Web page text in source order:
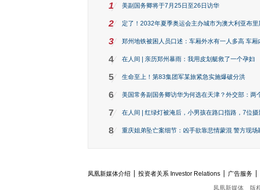
1 美副国务卿将于7月25日至26日访华
2 定了！2032年夏季奥运会主办城市为澳大利亚布里
3 郑州地铁被困人员口述：车厢外水有一人多高 车厢
4 在人间 | 亲历郑州暴雨：我用皮划艇救了一个孕妇
5 生命至上！第83集团军某旅紧急实施爆破分洪
6 美国常务副国务卿访华为何选在天津？外交部：两
7 在人间 | 红绿灯被淹后，小男孩在路口指路，7位摄
8 重庆姐弟坠亡案细节：凶手欲靠悲情蒙混 警方现场
凤凰新媒体介绍 投资者关系 Investor Relations 广告服务
凤凰新媒体
版